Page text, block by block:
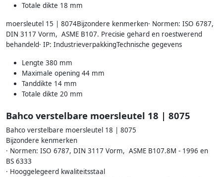
Totale dikte 18 mm
moersleutel 15 | 8074Bijzondere kenmerken· Normen: ISO 6787,
DIN 3117 Vorm, ASME B107. Precisie gehard en roestwerend
behandeld· IP: IndustrieverpakkingTechnische gegevens
Lengte 380 mm
Maximale opening 44 mm
Tanddikte 14 mm
Totale dikte 20 mm
Bahco verstelbare moersleutel 18 | 8075
Bahco verstelbare moersleutel 18 | 8075
Bijzondere kenmerken
· Normen: ISO 6787, DIN 3117 Vorm, ASME B107.8M - 1996 en
BS 6333
· Hooggelegeerd kwaliteitsstaal